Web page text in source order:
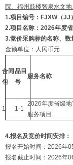
院、 福州鼓楼智泉水文
1.项目编号： FJXW（JJ
2.项目名称： 2026年度
3.竞价采购标的名称、数
金额单位：人民币元
合同
包
品目
号
服务名称
1 1-1
2026年度省级
服务项目
4.报名及竞价时间安排：
报名开始时间：2026年
报名截止时间：2026年